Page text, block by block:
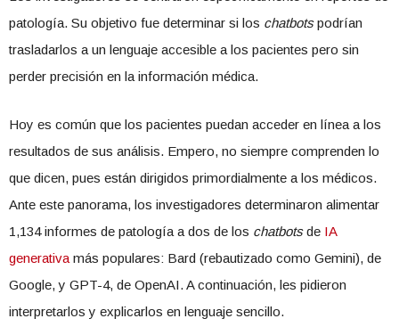
patología. Su objetivo fue determinar si los chatbotspodrían
trasladarlos a un lenguaje accesible a los pacientes pero sin
perder precisión en la información médica.
Hoy es común que los pacientes puedan acceder en línea a los
resultados de sus análisis. Empero, no siempre comprenden lo
que dicen, pues están dirigidos primordialmente a los médicos.
Ante este panorama, los investigadores determinaron alimentar
1,134 informes de patología a dos de los chatbotsde IA
generativa más populares: Bard (rebautizado como Gemini), de
Google, y GPT-4, de OpenAI. A continuación, les pidieron
interpretarlos y explicarlos en lenguaje sencillo.